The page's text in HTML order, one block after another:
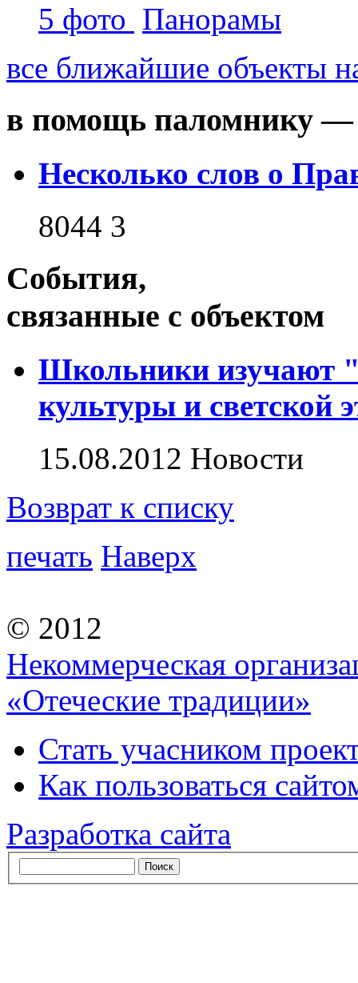
5 фото Панорамы
все ближайшие объекты
в помощь паломнику —
Несколько слов о
8044 3
События,
связанные с объектом
Школьники изучают
культуры и светской
15.08.2012 Новости
Возврат к списку
печать Наверх
© 2012
Некоммерческая
«Отеческие традиции»
Стать учасником
Как пользоваться
Разработка сайта